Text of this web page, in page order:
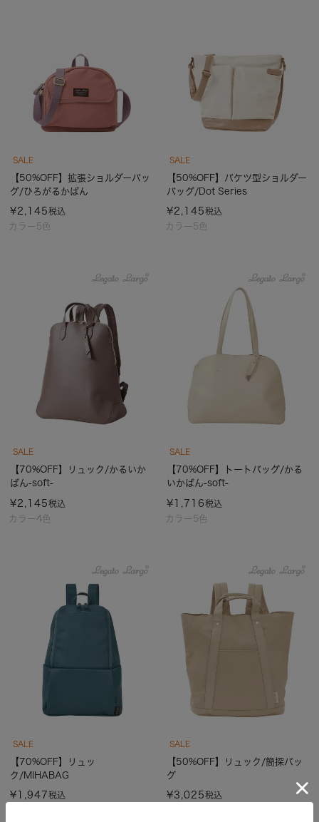
SALE
カラー5色
【50%OFF】拡張ショルダーバッ
グ/ひろがるかばん
¥2,145税込
SALE
カラー5色
【50%OFF】バケツ型ショルダー
バッグ/Dot Series
¥2,145税込
SALE
カラー4色
【70%OFF】リュック/かるいか
ばん-soft-
¥2,145税込
SALE
カラー5色
【70%OFF】トートバッグ/かる
いかばん-soft-
¥ 1,716税込
SALE
【70%OFF】リュッ
ク/MIHABAG
¥ 1,947税込
SALE
【50%OFF】リュック/簡探バッ
グ
¥3,025税込